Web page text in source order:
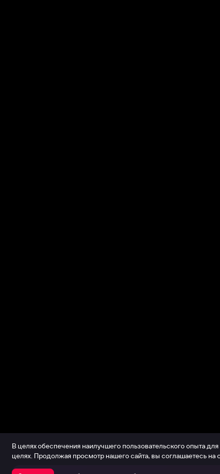
В целях обеспечения наилучшего пользовательского опыта
целях. Продолжая просмотр нашего сайта, вы соглашаетесь